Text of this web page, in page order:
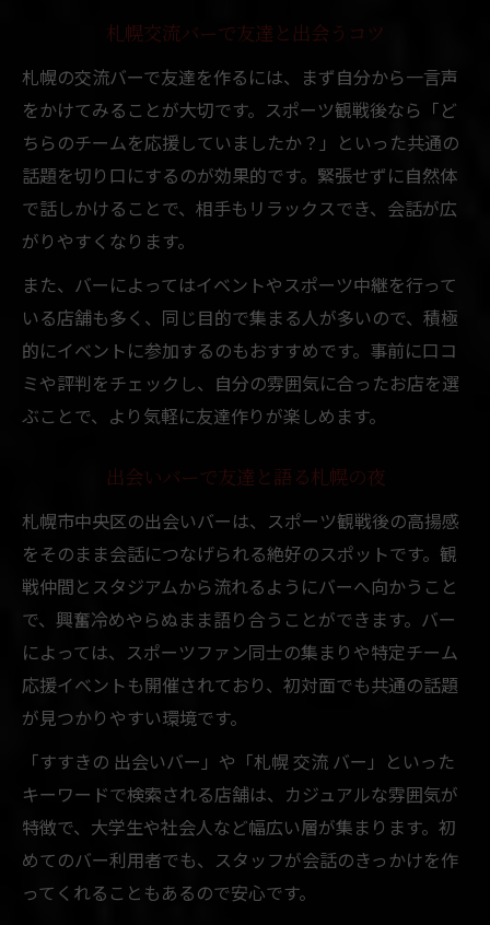
札幌交流バーで友達と出会うコツ
札幌の交流バーで友達を作るには、まず自分から一言声
をかけてみることが大切です。スポーツ観戦後なら「ど
ちらのチームを応援していましたか？」といった共通の
話題を切り口にするのが効果的です。緊張せずに自然体
で話しかけることで、相手もリラックスでき、会話が広
がりやすくなります。
また、バーによってはイベントやスポーツ中継を行って
いる店舗も多く、同じ目的で集まる人が多いので、積極
的にイベントに参加するのもおすすめです。事前に口コ
ミや評判をチェックし、自分の雰囲気に合ったお店を選
ぶことで、より気軽に友達作りが楽しめます。
出会いバーで友達と語る札幌の夜
札幌市中央区の出会いバーは、スポーツ観戦後の高揚感
をそのまま会話につなげられる絶好のスポットです。観
戦仲間とスタジアムから流れるようにバーへ向かうこと
で、興奮冷めやらぬまま語り合うことができます。バー
によっては、スポーツファン同士の集まりや特定チーム
応援イベントも開催されており、初対面でも共通の話題
が見つかりやすい環境です。
「すすきの 出会いバー」や「札幌 交流 バー」といった
キーワードで検索される店舗は、カジュアルな雰囲気が
特徴で、大学生や社会人など幅広い層が集まります。初
めてのバー利用者でも、スタッフが会話のきっかけを作
ってくれることもあるので安心です。